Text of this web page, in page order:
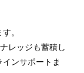
。
レッジも蓄積し
ンサポートま